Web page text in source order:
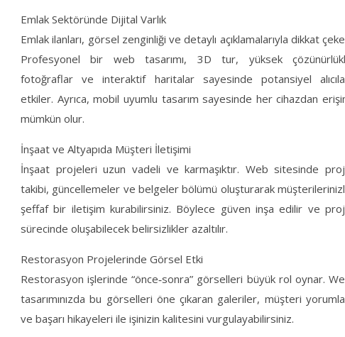
Emlak Sektöründe Dijital Varlık
Emlak ilanları, görsel zenginliği ve detaylı açıklamalarıyla dikkat
Profesyonel bir web tasarımı, 3D tur, yüksek
fotoğraflar ve interaktif haritalar sayesinde potansiyel
etkiler. Ayrıca, mobil uyumlu tasarım sayesinde her cihazdan
mümkün olur.
İnşaat ve Altyapıda Müşteri İletişimi
İnşaat projeleri uzun vadeli ve karmaşıktır. Web sitesinde
takibi, güncellemeler ve belgeler bölümü oluşturarak
şeffaf bir iletişim kurabilirsiniz. Böylece güven inşa edilir ve
sürecinde oluşabilecek belirsizlikler azaltılır.
Restorasyon Projelerinde Görsel Etki
Restorasyon işlerinde “önce‑sonra” görselleri büyük rol oynar.
tasarımınızda bu görselleri öne çıkaran galeriler, müşteri
ve başarı hikayeleri ile işinizin kalitesini vurgulayabilirsiniz.